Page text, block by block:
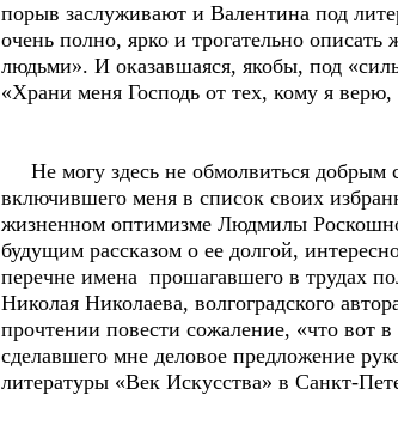
порыв заслуживают и Валентина под
очень полно, ярко и трогательно
людьми». И оказавшаяся, якобы, под
«Храни меня Господь от тех, кому я
Не могу здесь не обмолвиться добрым
включившего меня в список своих
жизненном оптимизме Людмилы
будущим рассказом о ее долгой,
перечне имена прошагавшего в трудах
Николая Николаева, волгоградского
прочтении повести сожаление, «что вот
сделавшего мне деловое предложение
литературы «Век Искусства» в Санкт-